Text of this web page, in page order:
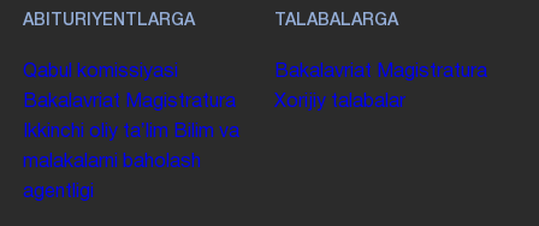
ABITURIYENTLARGA
Qabul komissiyasi
Bakalavriat Magistratura
Ikkinchi oliy taʼlim Bilim va
malakalarni baholash
agentligi
TALABALARGA
Bakalavriat Magistratura
Xorijiy talabalar